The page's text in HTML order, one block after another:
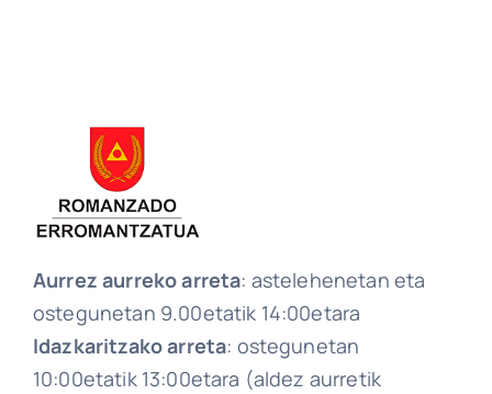
Aurrez aurreko arreta: astelehenetan eta
ostegunetan 9.00etatik 14:00etara
Idazkaritzako arreta: ostegunetan
10:00etatik 13:00etara (aldez aurretik